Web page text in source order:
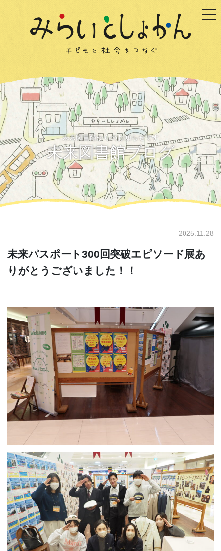
未来図書館からのお知らせです
未来図書館ブログ
2025.11.28
未来パスポート300回突破エピソード展あ
りがとうございました！！